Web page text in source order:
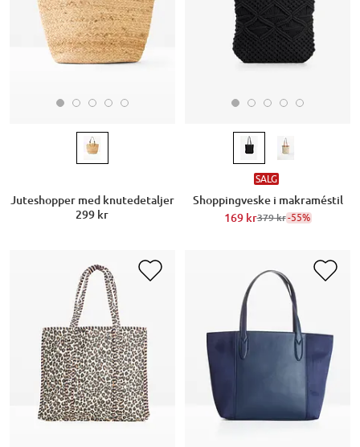
Juteshopper med knutedetaljer
299 kr
SALG
Shoppingveske i makraméstil
169 kr379 kr-55%